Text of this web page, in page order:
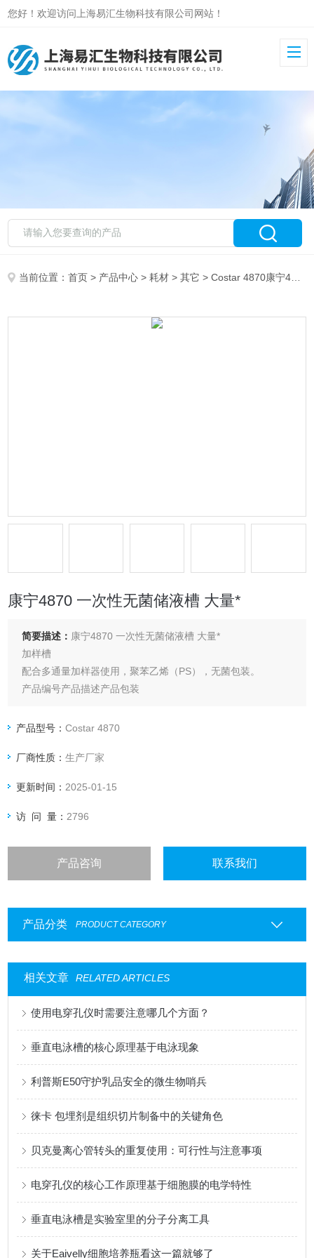
您好！欢迎访问上海易汇生物科技有限公司网站！
当前位置：首页 > 产品中心 >耗材 >其它 > Costar 4870康宁4870 一次性无菌储液槽 大量*
康宁4870 一次性无菌储液槽 大量*
简要描述： 康宁4870 一次性无菌储液槽 大量*
加样槽
配合多通量加样器使用，聚苯乙烯（PS），无菌包装。
产品编号产品描述产品包装
487150ml，自然色。100个/箱，1个/盒
4873100ml，白色。100个/箱，1个/盒
产品型号：Costar 4870
厂商性质：生产厂家
更新时间： 2025-01-15
访 问 量： 2796
产品咨询 联系我们
产品分类 PRODUCT CATEGORY
相关文章 RELATED ARTICLES
使用电穿孔仪时需要注意哪几个方面？
垂直电泳槽的核心原理基于电泳现象
利普斯E50守护乳品安全的微生物哨兵
徕卡 包埋剂是组织切片制备中的关键角色
贝克曼离心管转头的重复使用：可行性与注意事项
电穿孔仪的核心工作原理基于细胞膜的电学特性
垂直电泳槽是实验室里的分子分离工具
关于Eaivelly细胞培养瓶看这一篇就够了